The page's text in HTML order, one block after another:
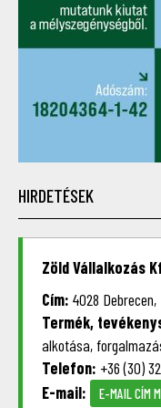
HIRDETÉSEK
Zöld Vállalkozás
Cím: 4028
Termék,
alkotása,
Telefon: +36 (30)
E-mail:
E-MAIL CÍM